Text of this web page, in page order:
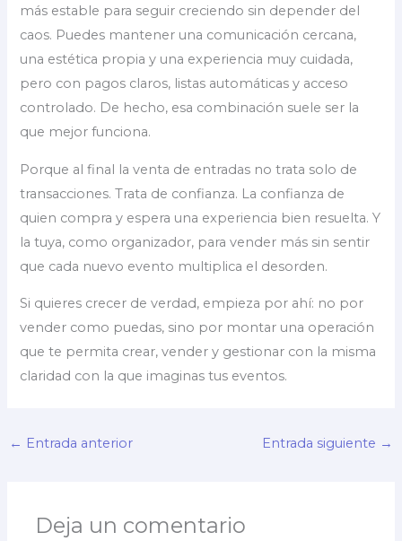
más estable para seguir creciendo sin depender del
caos. Puedes mantener una comunicación cercana,
una estética propia y una experiencia muy cuidada,
pero con pagos claros, listas automáticas y acceso
controlado. De hecho, esa combinación suele ser la
que mejor funciona.
Porque al final la venta de entradas no trata solo de
transacciones. Trata de confianza. La confianza de
quien compra y espera una experiencia bien resuelta. Y
la tuya, como organizador, para vender más sin sentir
que cada nuevo evento multiplica el desorden.
Si quieres crecer de verdad, empieza por ahí: no por
vender como puedas, sino por montar una operación
que te permita crear, vender y gestionar con la misma
claridad con la que imaginas tus eventos.
← Entrada anterior Entrada siguiente →
Deja un comentario